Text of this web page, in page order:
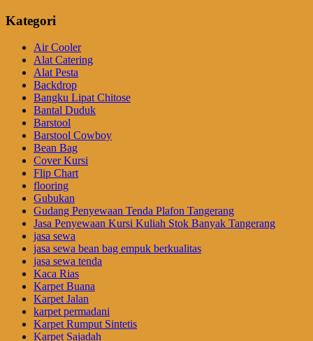
Kategori
Air Cooler
Alat Catering
Alat Pesta
Backdrop
Bangku Lipat Chitose
Bantal Duduk
Barstool
Barstool Cowboy
Bean Bag
Cover Kursi
Flip Chart
flooring
Gubukan
Gudang Penyewaan Tenda Plafon Tangerang
Jasa Penyewaan Kursi Kuliah Stok Banyak Tangerang
jasa sewa
jasa sewa bean bag empuk berkualitas
jasa sewa tenda
Kaca Rias
Karpet Buana
Karpet Jalan
karpet permadani
Karpet Rumput Sintetis
Karpet Sajadah